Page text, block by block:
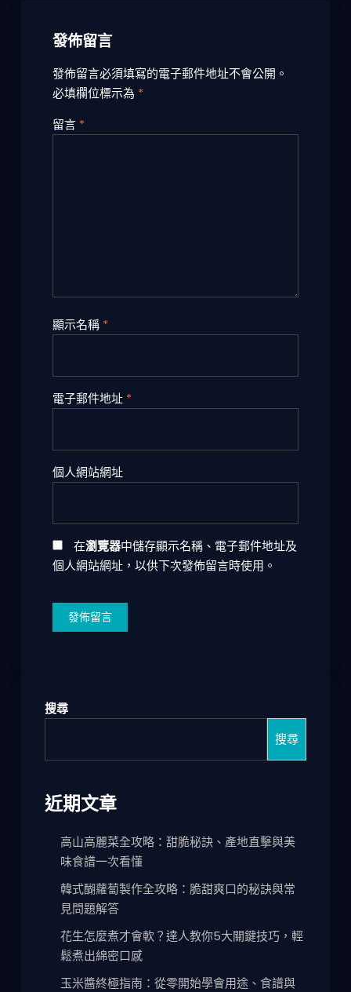
發佈留言
發佈留言必須填寫的電子郵件地址不會公開。
必填欄位標示為 *
留言 *
顯示名稱 *
電子郵件地址 *
個人網站網址
在瀏覽器中儲存顯示名稱、電子郵件地址及
個人網站網址，以供下次發佈留言時使用。
搜尋
搜尋
近期文章
高山高麗菜全攻略：甜脆秘訣、產地直擊與美
味食譜一次看懂
韓式醐蘿蔔製作全攻略：脆甜爽口的秘訣與常
見問題解答
花生怎麼煮才會軟？達人教你5大關鍵技巧，輕
鬆煮出綿密口感
玉米醬終極指南：從零開始學會用途、食譜與